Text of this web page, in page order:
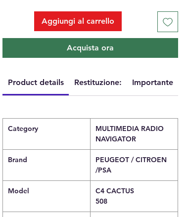
Aggiungi al carrello
Acquista ora
Product details Restituzione: Importante
Category
MULTIMEDIA RADIO
NAVIGATOR
Brand
PEUGEOT / CITROEN
/PSA
Model
C4 CACTUS
508